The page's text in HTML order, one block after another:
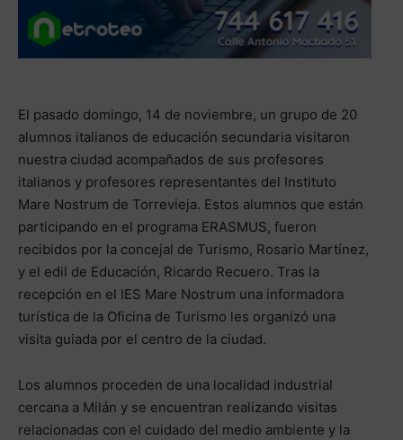
El pasado domingo, 14 de noviembre, un grupo de 20
alumnos italianos de educación secundaria visitaron
nuestra ciudad acompañados de sus profesores
italianos y profesores representantes del Instituto
Mare Nostrum de Torrevieja. Estos alumnos que están
participando en el programa ERASMUS, fueron
recibidos por la concejal de Turismo, Rosario Martínez,
y el edil de Educación, Ricardo Recuero. Tras la
recepción en el IES Mare Nostrum una informadora
turística de la Oficina de Turismo les organizó una
visita guiada por el centro de la ciudad.
Los alumnos proceden de una localidad industrial
cercana a Milán y se encuentran realizando visitas
relacionadas con el cuidado del medio ambiente y la